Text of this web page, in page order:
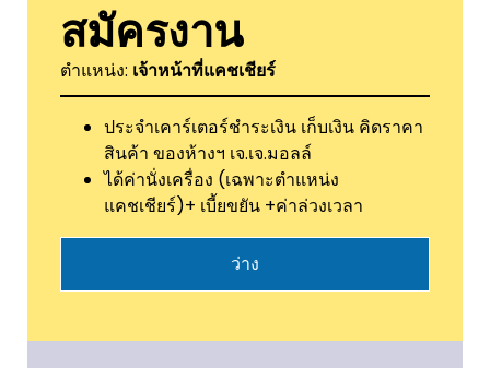
สมัครงาน
ตำแหน่ง: เจ้าหน้าที่แคชเชียร์
ประจำเคาร์เตอร์ชำระเงิน เก็บเงิน คิดราคา
สินค้า ของห้างฯ เจ.เจ.มอลล์
ได้ค่านั่งเครื่อง (เฉพาะตำแหน่ง
แคชเชียร์)+ เบี้ยขยัน +ค่าล่วงเวลา
ว่าง